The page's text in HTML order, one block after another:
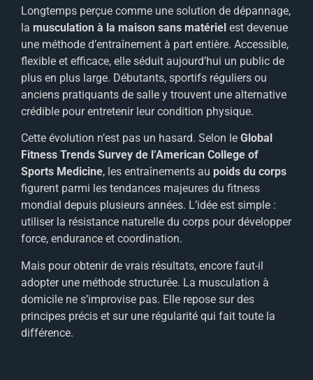
Longtemps perçue comme une solution de dépannage,
la musculation à la maison sans matériel est devenue
une méthode d’entraînement à part entière. Accessible,
flexible et efficace, elle séduit aujourd’hui un public de
plus en plus large. Débutants, sportifs réguliers ou
anciens pratiquants de salle y trouvent une alternative
crédible pour entretenir leur condition physique.
Cette évolution n’est pas un hasard. Selon le Global
Fitness Trends Survey de l’American College of
Sports Medicine, les entraînements au poids du corps
figurent parmi les tendances majeures du fitness
mondial depuis plusieurs années. L’idée est simple :
utiliser la résistance naturelle du corps pour développer
force, endurance et coordination.
Mais pour obtenir de vrais résultats, encore faut-il
adopter une méthode structurée. La musculation à
domicile ne s’improvise pas. Elle repose sur des
principes précis et sur une régularité qui fait toute la
différence.